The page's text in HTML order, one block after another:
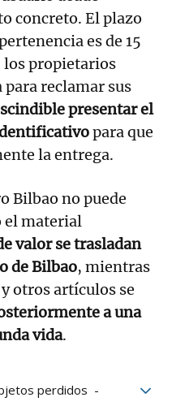
concreto. El plazo
es de 15
los propietarios
reclamar sus
presentar el
para que
la entrega.
Bilbao no puede
el material
valor se trasladan
de Bilbao, mientras
otros artículos se
a una
vida.
perdidos